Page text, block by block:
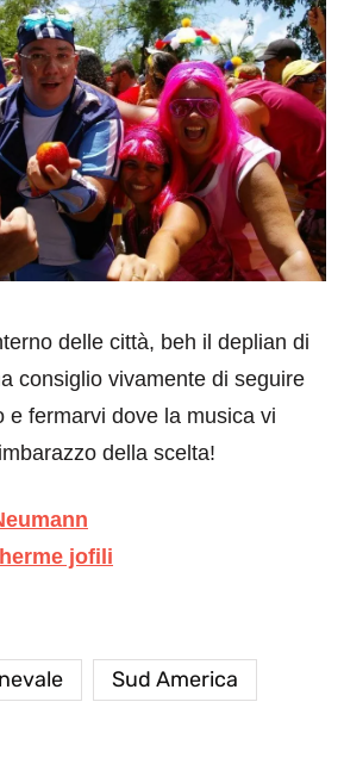
delle città, beh il deplian di
consiglio vivamente di seguire
e fermarvi dove la musica vi
della scelta!
jofili
Sud America